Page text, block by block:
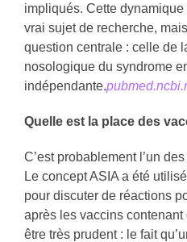
impliqués. Cette
vrai sujet de recherche,
question centrale : celle de
nosologique du syndrome
indépendante.
Quelle est la place des
C’est probablement l’un
Le concept ASIA a été
pour discuter de réactions
après les vaccins
être très prudent : le fait